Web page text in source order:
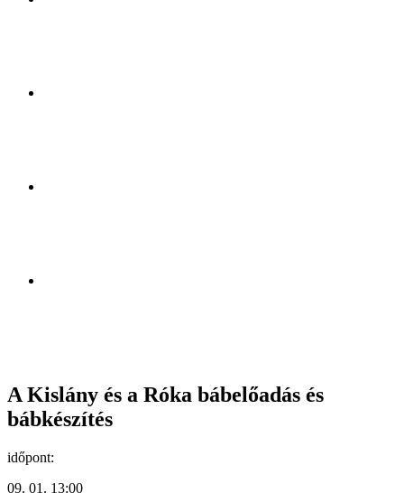
A Kislány és a Róka bábelőadás és
bábkészítés
időpont:
09. 01. 13:00